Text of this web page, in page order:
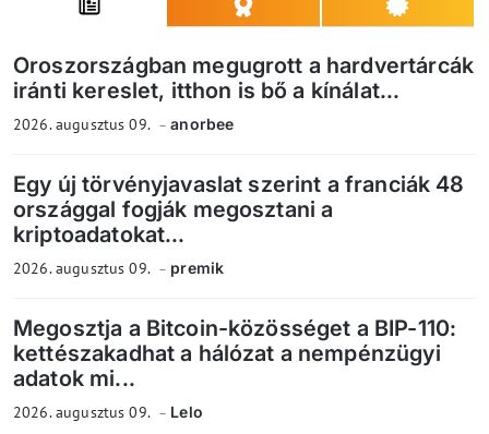
Oroszországban megugrott a hardvertárcák
iránti kereslet, itthon is bő a kínálat...
2026. augusztus 09. anorbee
Egy új törvényjavaslat szerint a franciák 48
országgal fogják megosztani a
kriptoadatokat...
2026. augusztus 09. premik
Megosztja a Bitcoin-közösséget a BIP-110:
kettészakadhat a hálózat a nempénzügyi
adatok mi...
2026. augusztus 09. Lelo